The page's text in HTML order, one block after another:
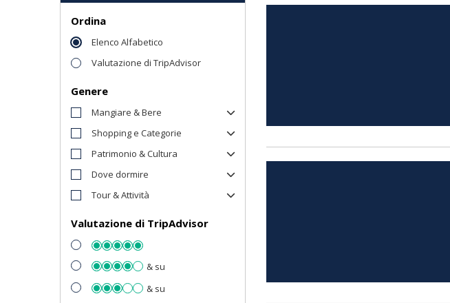
Ordina
Elenco Alfabetico
Valutazione di TripAdvisor
Genere
Mangiare & Bere
Shopping e Categorie
Patrimonio & Cultura
Dove dormire
Tour & Attività
Valutazione di TripAdvisor
& su
& su